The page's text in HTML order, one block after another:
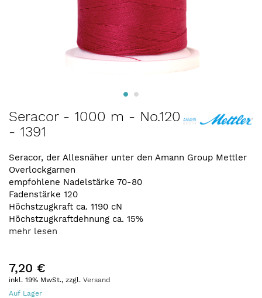
Anfang
der
springen
Seracor - 1000 m - No.120
- 1391
Seracor, der Allesnäher unter den Amann Group Mettler
Overlockgarnen
empfohlene Nadelstärke 70-80
Fadenstärke 120
Höchstzugkraft ca. 1190 cN
Höchstzugkraftdehnung ca. 15%
mehr lesen
7,20 €
inkl. 19% MwSt., zzgl. Versand
Auf Lager